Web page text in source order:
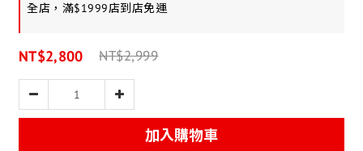
全店，滿$1999店到店免運
NT$2,800 NT$2,999
加入購物車